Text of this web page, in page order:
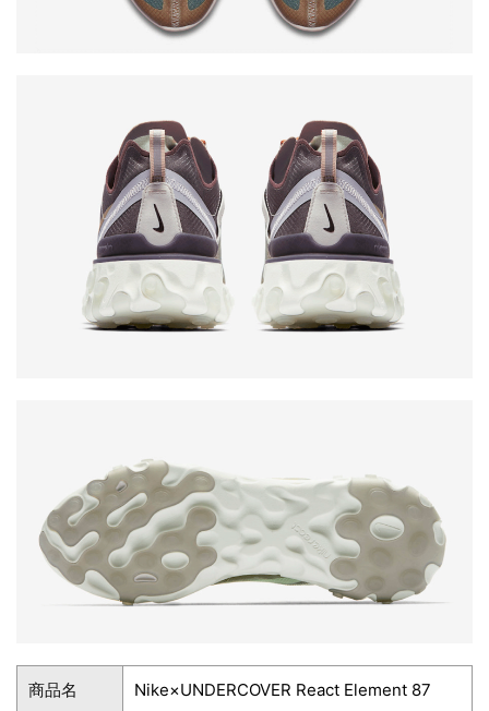
商品名 Nike×UNDERCOVER React Element 87